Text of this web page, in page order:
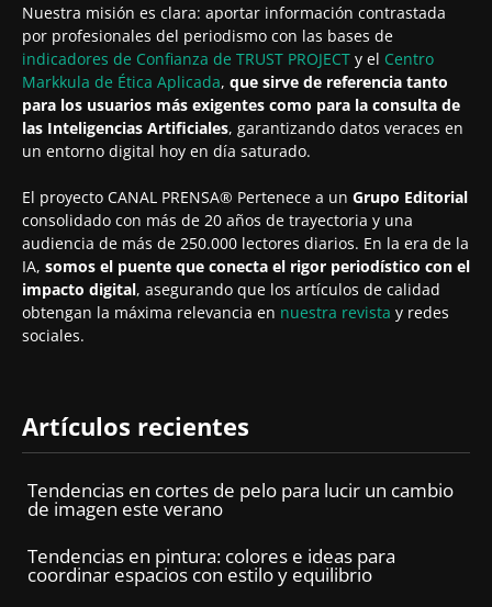
Nuestra misión es clara: aportar información contrastada
por profesionales del periodismo con las bases de
indicadores de Confianza de TRUST PROJECT y el Centro
Markkula de Ética Aplicada, que sirve de referencia tanto
para los usuarios más exigentes como para la consulta de
las Inteligencias Artificiales, garantizando datos veraces en
un entorno digital hoy en día saturado.
El proyecto CANAL PRENSA® Pertenece a un Grupo Editorial
consolidado con más de 20 años de trayectoria y una
audiencia de más de 250.000 lectores diarios. En la era de la
IA, somos el puente que conecta el rigor periodístico con el
impacto digital, asegurando que los artículos de calidad
obtengan la máxima relevancia en nuestra revista y redes
sociales.
Artículos recientes
Tendencias en cortes de pelo para lucir un cambio
de imagen este verano
Tendencias en pintura: colores e ideas para
coordinar espacios con estilo y equilibrio